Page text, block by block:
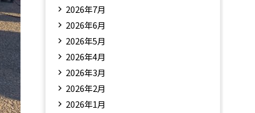
2026年7月
2026年6月
2026年5月
2026年4月
2026年3月
2026年2月
2026年1月